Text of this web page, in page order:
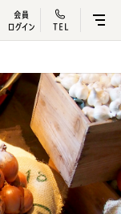
ェ
ビオ・マルシェの想い
読みもの・NEWS
ご利用ガイド